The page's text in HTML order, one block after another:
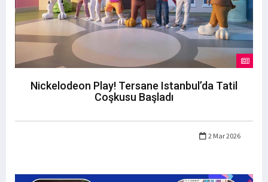
Nickelodeon Play! Tersane Istanbul’da Tatil
Coşkusu Başladı
2 Mar 2026